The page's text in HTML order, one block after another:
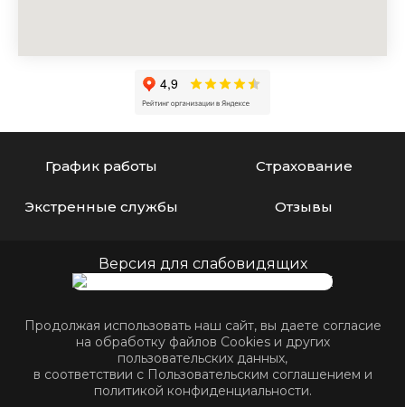
График работы Страхование
Экстренные службы Отзывы
Версия для слабовидящих
Продолжая использовать наш сайт, вы даете согласие
на обработку файлов Cookies и других
пользовательских данных,
в соответствии с Пользовательским соглашением и
политикой конфиденциальности.